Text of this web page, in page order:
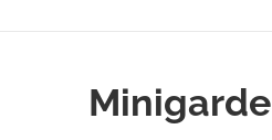
Minigarde